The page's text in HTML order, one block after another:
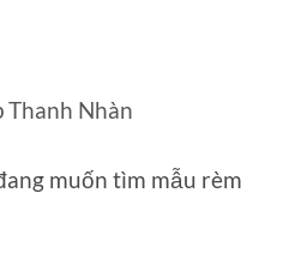
Thanh Nhàn
muốn tìm mẫu rèm